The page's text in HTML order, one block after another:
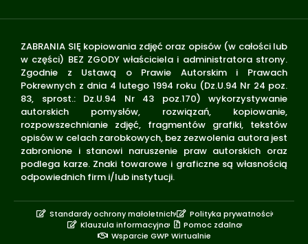
ZABRANIA SIĘ kopiowania zdjęć oraz opisów (w całości lub
w części) BEZ ZGODY właściciela i administratora strony.
Zgodnie z Ustawą o Prawie Autorskim i Prawach
Pokrewnych z dnia 4 lutego 1994 roku (Dz.U.94 Nr 24 poz.
83, sprost.: Dz.U.94 Nr 43 poz.170) wykorzystywanie
autorskich pomysłów, rozwiązań, kopiowanie,
rozpowszechnianie zdjęć, fragmentów grafiki, tekstów
opisów w celach zarobkowych, bez zezwolenia autora jest
zabronione i stanowi naruszenie praw autorskich oraz
podlega karze. Znaki towarowe i graficzne są własnością
odpowiednich firm i/lub instytucji.
Standardy ochrony małoletnich
Polityka prywatności
Klauzula informacyjna
Pomoc zdalna
Wsparcie GWP Wirtualnie